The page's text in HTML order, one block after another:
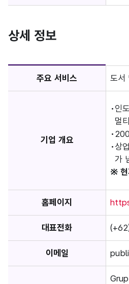
상세 정보
주요 서비스 도서
기업 개요
인
멀
상
가
※ 현
홈페이지
대표전화
이메일